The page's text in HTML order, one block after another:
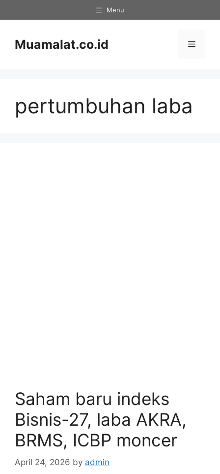
to
Menu
Muamalat.co.id Menu
pertumbuhan laba
Saham baru indeks
Bisnis-27, laba AKRA,
BRMS, ICBP moncer
April 24, 2026 by admin